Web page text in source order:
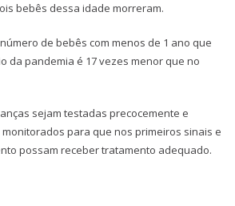
bebês dessa idade morreram.
de bebês com menos de 1 ano que
da pandemia é 17 vezes menor que no
sejam testadas precocemente e
para que nos primeiros sinais e
possam receber tratamento adequado.